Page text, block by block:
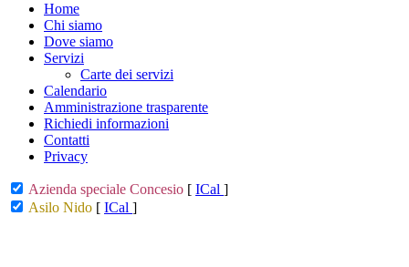
Home
Chi siamo
Dove siamo
Servizi
Carte dei servizi
Calendario
Amministrazione trasparente
Richiedi informazioni
Contatti
Privacy
Azienda speciale Concesio [ ICal ]
Asilo Nido [ ICal ]